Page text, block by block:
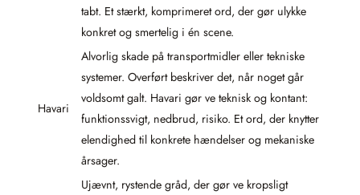
tabt. Et stærkt, komprimeret ord, der gør ulykke
konkret og smertelig i én scene.
Havari
Alvorlig skade på transportmidler eller tekniske
systemer. Overført beskriver det, når noget går
voldsomt galt. Havari gør ve teknisk og kontant:
funktionssvigt, nedbrud, risiko. Et ord, der knytter
elendighed til konkrete hændelser og mekaniske
årsager.
Ujævnt, rystende gråd, der gør ve kropsligt